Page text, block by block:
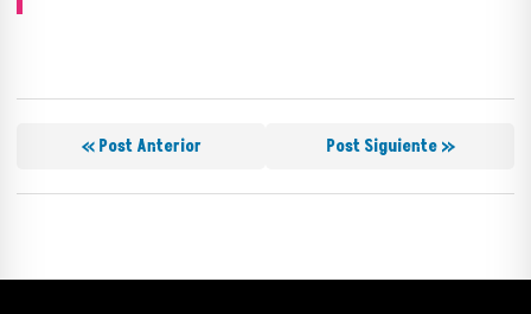
« Post Anterior Post Siguiente »